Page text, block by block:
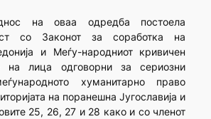
на оваа одредба постоела
со Законот за соработка на
и Меѓу-народниот кривичен
лица одговорни за сериозни
хуманитарно право
на поранешна Југославија и
25, 26, 27 и 28 како и со членот